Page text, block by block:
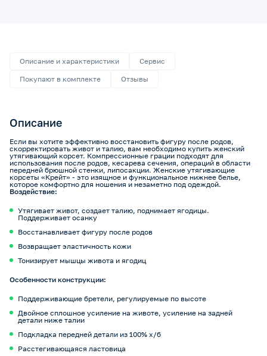
Описание и характеристики
Сервис
Покупают в комплекте
Отзывы
Описание
Если вы хотите эффективно восстановить фигуру после родов,
скорректировать живот и талию, вам необходимо купить женский
утягивающий корсет. Компрессионные грации подходят для
использования после родов, кесарева сечения, операций в области
передней брюшной стенки, липосакции. Женские утягивающие
корсеты «Крейт» - это изящное и функциональное нижнее белье,
которое комфортно для ношения и незаметно под одеждой.
Воздействие:
Утягивает живот, создает талию, поднимает ягодицы.
Поддерживает осанку
Восстанавливает фигуру после родов
Возвращает эластичность кожи
Тонизирует мышцы живота и ягодиц
Особенности конструкции:
Поддерживающие бретели, регулируемые по высоте
Двойное сплошное усиление на животе, усиление на задней
детали ниже талии
Подкладка передней детали из 100% х/б
Расстегивающаяся ластовица